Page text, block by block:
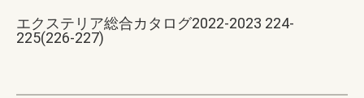
エクステリア総合カタログ2022-2023 224-
225(226-227)